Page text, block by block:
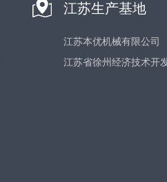
江苏生产基地
江苏本优机械有限公司
江苏省徐州经济技术开